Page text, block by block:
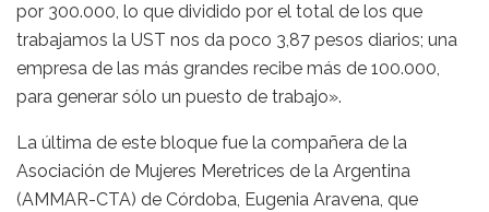
por 300.000, lo que dividido por el total de los que
trabajamos la UST nos da poco 3,87 pesos diarios; una
empresa de las más grandes recibe más de 100.000,
para generar sólo un puesto de trabajo».
La última de este bloque fue la compañera de la
Asociación de Mujeres Meretrices de la Argentina
(AMMAR-CTA) de Córdoba, Eugenia Aravena, que